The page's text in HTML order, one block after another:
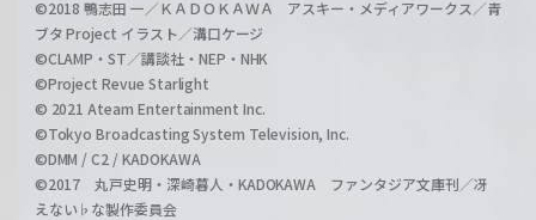
©2018 鴨志田 一／ＫＡＤＯＫＡＷＡ アスキー・メディアワークス／青
ブタ Project イラスト／溝口ケージ
©CLAMP・ST／講談社・NEP・NHK
©Project Revue Starlight
© 2021 Ateam Entertainment Inc.
©Tokyo Broadcasting System Television, Inc.
©DMM / C2 / KADOKAWA
©2017 丸戸史明・深崎暮人・KADOKAWA ファンタジア文庫刊／冴
えない♭な製作委員会